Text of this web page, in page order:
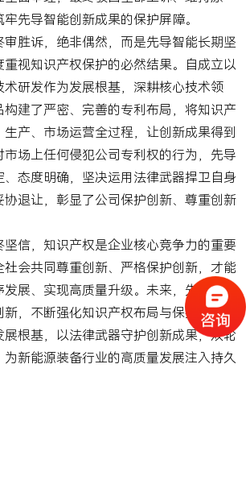
先导智能创新成果的保护屏障。
审胜诉，绝非偶然，而是先导智能长期坚
视知识产权保护的必然结果。自成立以
术研发作为发展根基，深耕核心技术领
建了严密、完善的专利布局，将知识产
产、市场运营全过程，让创新成果得到
市场上任何侵犯公司专利权的行为，先导
、态度明确，坚决运用法律武器捍卫自身
协退让，彰显了公司保护创新、尊重创新
坚信，知识产权是企业核心竞争力的重要
社会共同尊重创新、严格保护创新，才能
展、实现高质量升级。未来，先导智能
，不断强化知识产权布局与保护力度，
展根基，以法律武器守护创新成果，双轮
新能源装备行业的高质量发展注入持久